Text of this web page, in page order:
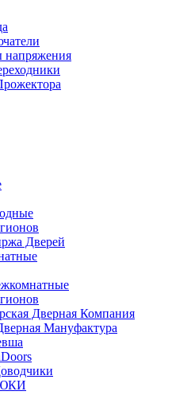
напряжения
Дверей
Дверная Компания
Мануфактура